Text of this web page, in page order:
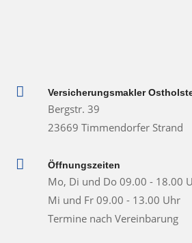
 Versicherungsmakler
Bergstr. 39
23669 Timmendorfer Strand
 Öffnungszeiten
Mo, Di und Do 09.00 - 18.00
Mi und Fr 09.00 - 13.00 Uhr
Termine nach Vereinbarung